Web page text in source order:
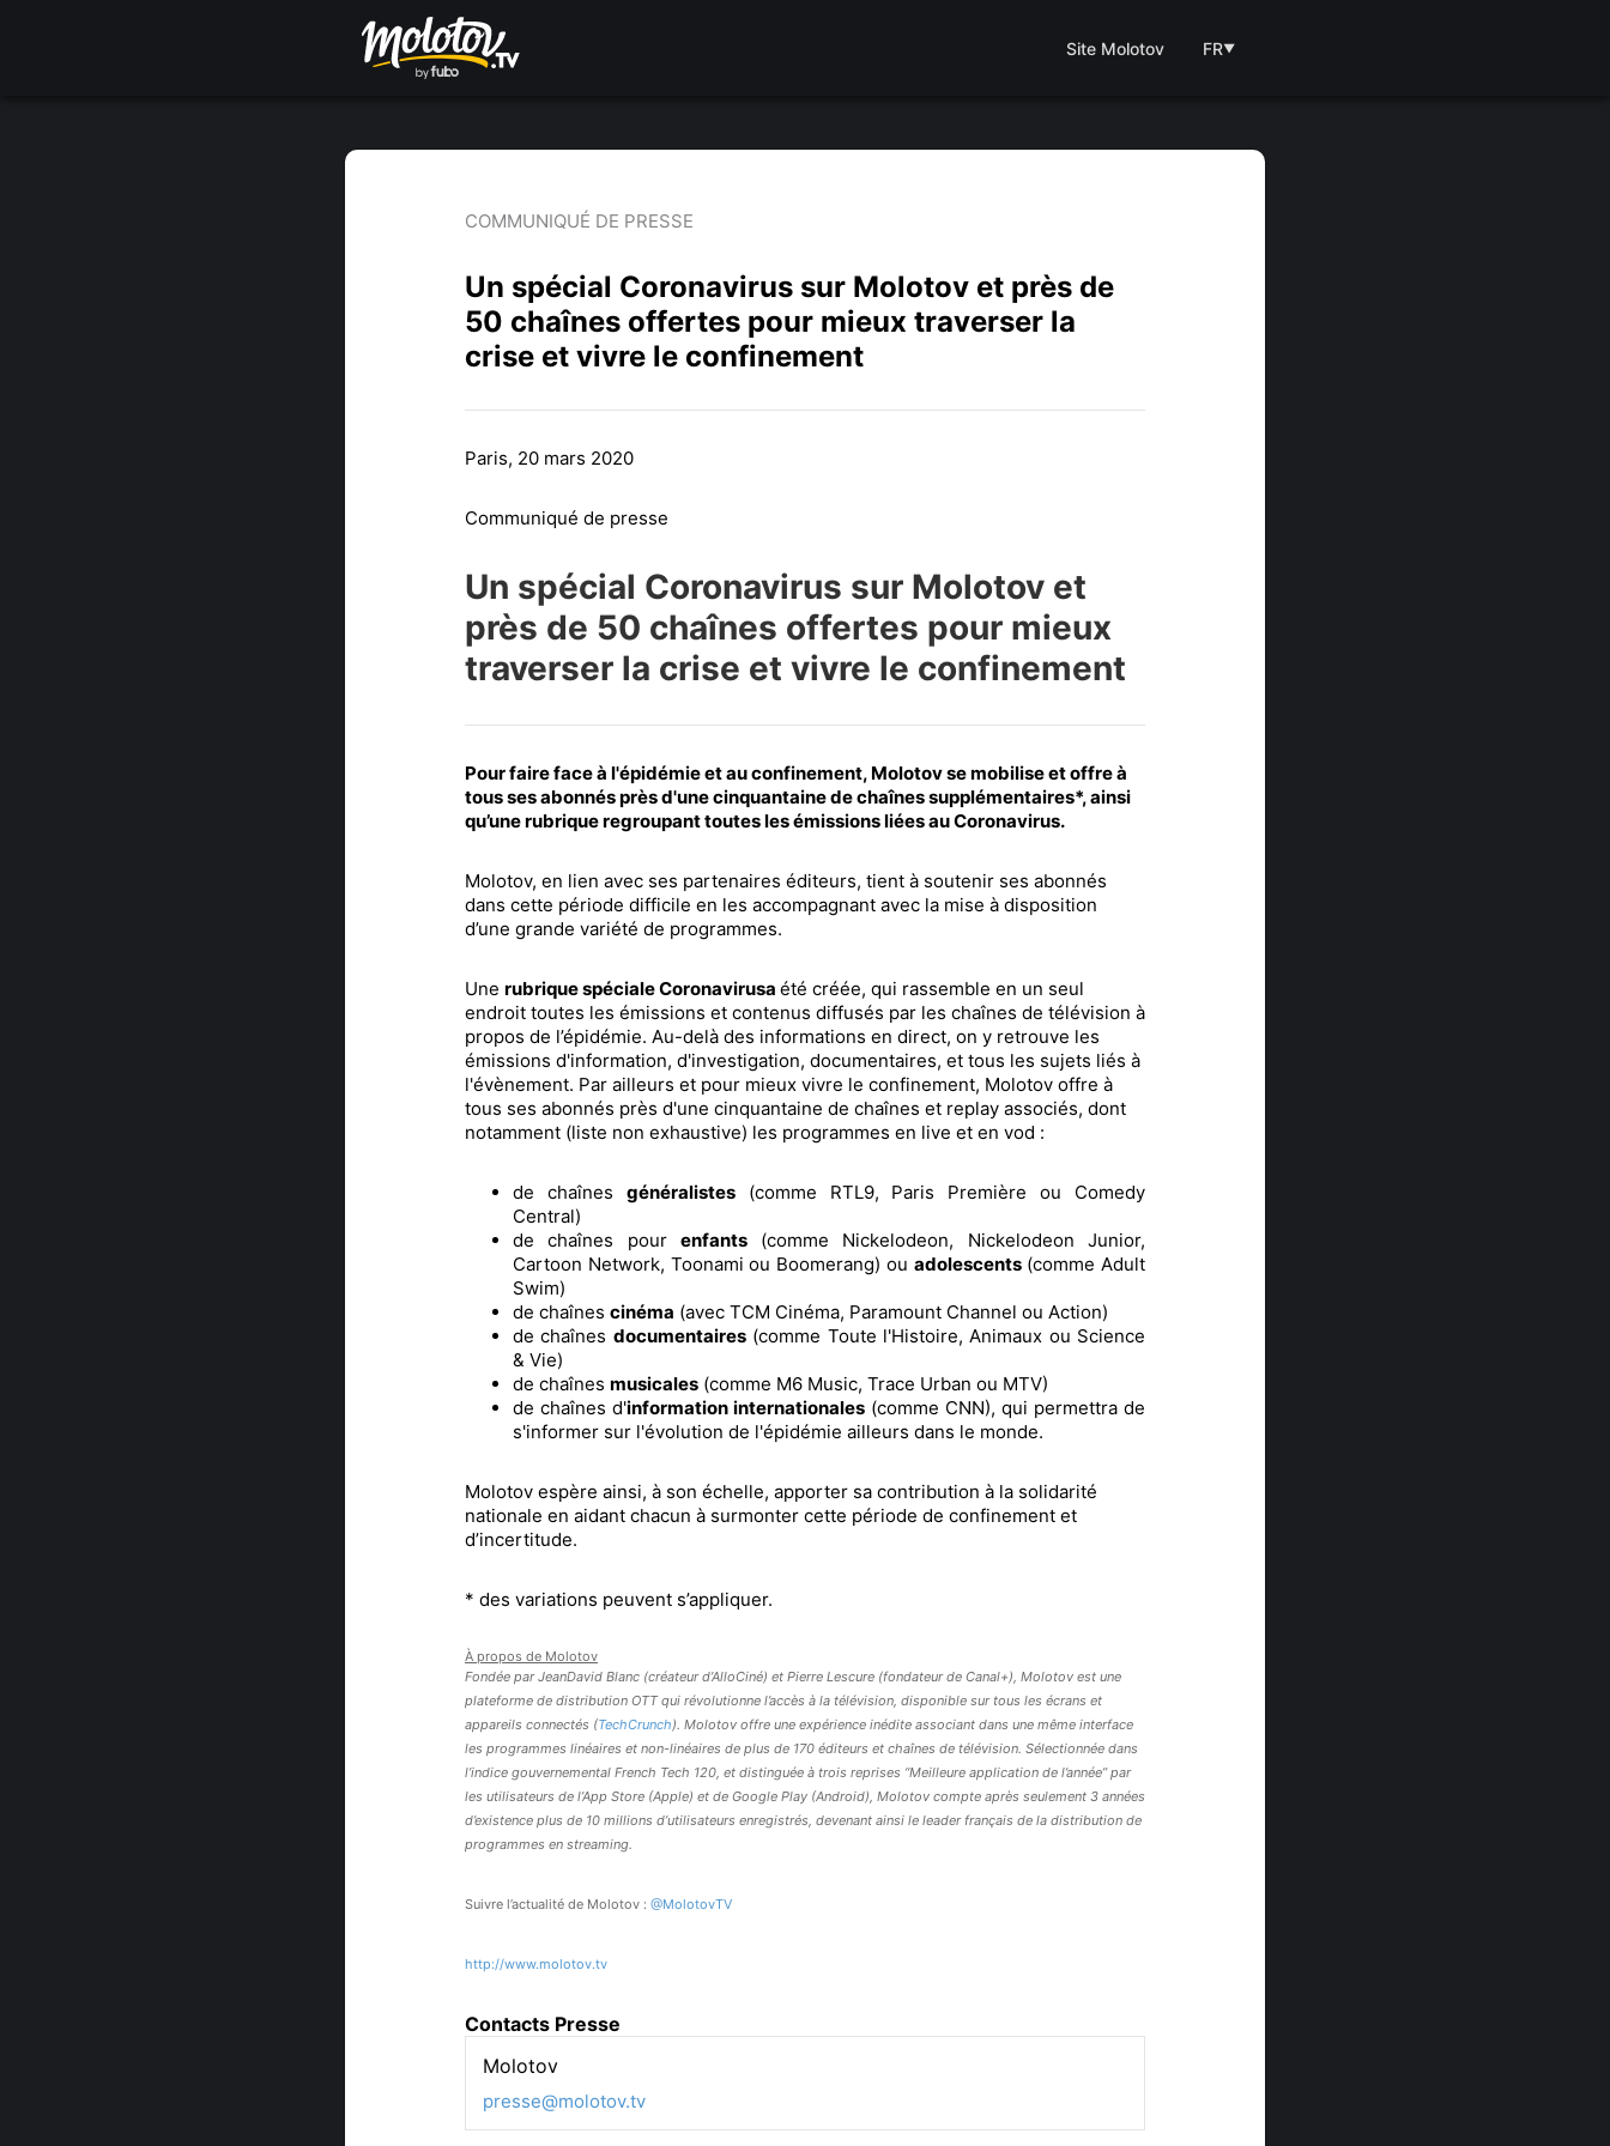
Site Molotov FR▼
COMMUNIQUÉ DE PRESSE
Un spécial Coronavirus sur Molotov et près de
50 chaînes offertes pour mieux traverser la
crise et vivre le confinement
Paris, 20 mars 2020
Communiqué de presse
Un spécial Coronavirus sur Molotov et
près de 50 chaînes offertes pour mieux
traverser la crise et vivre le confinement
Pour faire face à l'épidémie et au confinement, Molotov se mobilise et offre à
tous ses abonnés près d'une cinquantaine de chaînes supplémentaires*, ainsi
qu’une rubrique regroupant toutes les émissions liées au Coronavirus.
Molotov, en lien avec ses partenaires éditeurs, tient à soutenir ses abonnés
dans cette période difficile en les accompagnant avec la mise à disposition
d’une grande variété de programmes.
Une rubrique spéciale Coronavirusa été créée, qui rassemble en un seul
endroit toutes les émissions et contenus diffusés par les chaînes de télévision à
propos de l’épidémie. Au-delà des informations en direct, on y retrouve les
émissions d'information, d'investigation, documentaires, et tous les sujets liés à
l'évènement. Par ailleurs et pour mieux vivre le confinement, Molotov offre à
tous ses abonnés près d'une cinquantaine de chaînes et replay associés, dont
notamment (liste non exhaustive) les programmes en live et en vod :
de chaînes généralistes(comme RTL9, Paris Première ou Comedy
Central)
de chaînes pour enfants(comme Nickelodeon, Nickelodeon Junior,
Cartoon Network, Toonami ou Boomerang) ou adolescents (comme Adult
Swim)
de chaînes cinéma (avec TCM Cinéma, Paramount Channel ou Action)
de chaînes documentaires(comme Toute l'Histoire, Animaux ou Science
& Vie)
de chaînes musicales (comme M6 Music, Trace Urban ou MTV)
de chaînes d'information internationales (comme CNN), qui permettra de
s'informer sur l'évolution de l'épidémie ailleurs dans le monde.
Molotov espère ainsi, à son échelle, apporter sa contribution à la solidarité
nationale en aidant chacun à surmonter cette période de confinement et
d’incertitude.
* des variations peuvent s’appliquer.
À propos de Molotov
Fondée par JeanDavid Blanc (créateur d’AlloCiné) et Pierre Lescure (fondateur de Canal+), Molotov est une
plateforme de distribution OTT qui révolutionne l’accès à la télévision, disponible sur tous les écrans et
appareils connectés (TechCrunch). Molotov offre une expérience inédite associant dans une même interface
les programmes linéaires et non-linéaires de plus de 170 éditeurs et chaînes de télévision. Sélectionnée dans
l’indice gouvernemental French Tech 120, et distinguée à trois reprises ‘‘Meilleure application de l’année’’ par
les utilisateurs de l’App Store (Apple) et de Google Play (Android), Molotov compte après seulement 3 années
d’existence plus de 10 millions d’utilisateurs enregistrés, devenant ainsi le leader français de la distribution de
programmes en streaming.
Suivre l’actualité de Molotov : @MolotovTV
http://www.molotov.tv
Contacts Presse
Molotov
presse@molotov.tv